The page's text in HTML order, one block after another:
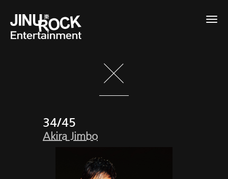
34/45
Akira Jimbo